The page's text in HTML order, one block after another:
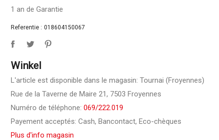
1 an de Garantie
Referentie : 018604150067
Winkel
L'article est disponible dans le magasin: Tournai (Froyennes)
Rue de la Taverne de Maire 21, 7503 Froyennes
Numéro de téléphone:069/222.019
Payement acceptés: Cash, Bancontact, Eco-chèques
Plus d'info magasin